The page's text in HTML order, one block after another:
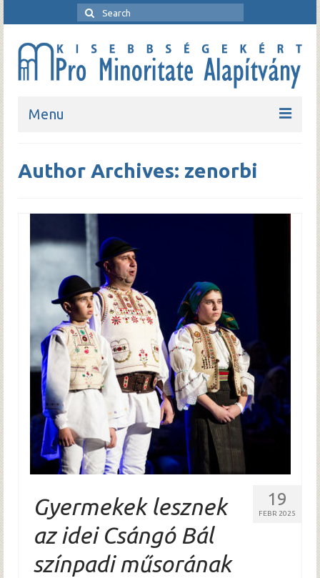
Menu
Rendezvények
Pro Minoritate folyóirat
Pro Minoritate könyvsorozat
Kapcsolat
Hírek
Archívum
Author Archives: zenorbi
19
FEBR 2025
Gyermekek lesznek
az idei Csángó Bál
színpadi műsorának